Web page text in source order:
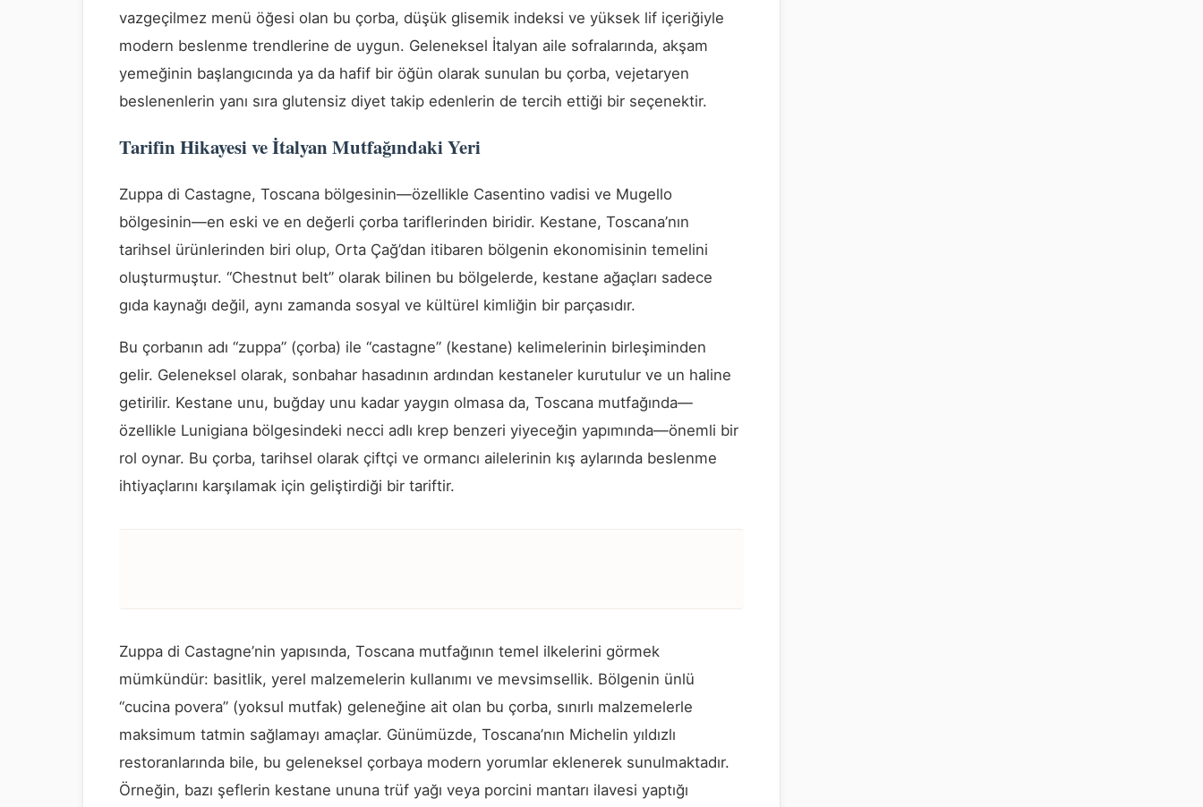
vazgeçilmez menü öğesi olan bu çorba, düşük glisemik indeksi ve yüksek lif içeriğiyle
modern beslenme trendlerine de uygun. Geleneksel İtalyan aile sofralarında, akşam
yemeğinin başlangıcında ya da hafif bir öğün olarak sunulan bu çorba, vejetaryen
beslenenlerin yanı sıra glutensiz diyet takip edenlerin de tercih ettiği bir seçenektir.
Tarifin Hikayesi ve İtalyan Mutfağındaki Yeri
Zuppa di Castagne, Toscana bölgesinin—özellikle Casentino vadisi ve Mugello
bölgesinin—en eski ve en değerli çorba tariflerinden biridir. Kestane, Toscana’nın
tarihsel ürünlerinden biri olup, Orta Çağ’dan itibaren bölgenin ekonomisinin temelini
oluşturmuştur. “Chestnut belt” olarak bilinen bu bölgelerde, kestane ağaçları sadece
gıda kaynağı değil, aynı zamanda sosyal ve kültürel kimliğin bir parçasıdır.
Bu çorbanın adı “zuppa” (çorba) ile “castagne” (kestane) kelimelerinin birleşiminden
gelir. Geleneksel olarak, sonbahar hasadının ardından kestaneler kurutulur ve un haline
getirilir. Kestane unu, buğday unu kadar yaygın olmasa da, Toscana mutfağında—
özellikle Lunigiana bölgesindeki necci adlı krep benzeri yiyeceğin yapımında—önemli bir
rol oynar. Bu çorba, tarihsel olarak çiftçi ve ormancı ailelerinin kış aylarında beslenme
ihtiyaçlarını karşılamak için geliştirdiği bir tariftir.
Zuppa di Castagne’nin yapısında, Toscana mutfağının temel ilkelerini görmek
mümkündür: basitlik, yerel malzemelerin kullanımı ve mevsimsellik. Bölgenin ünlü
“cucina povera” (yoksul mutfak) geleneğine ait olan bu çorba, sınırlı malzemelerle
maksimum tatmin sağlamayı amaçlar. Günümüzde, Toscana’nın Michelin yıldızlı
restoranlarında bile, bu geleneksel çorbaya modern yorumlar eklenerek sunulmaktadır.
Örneğin, bazı şeflerin kestane ununa trüf yağı veya porcini mantarı ilavesi yaptığı